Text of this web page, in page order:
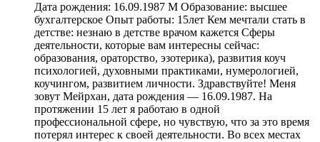
Дата рождения: 16.09.1987 М Образование: высшее
бухгалтерское Опыт работы: 15лет Кем мечтали стать в
детстве: незнаю в детстве врачом кажется Сферы
деятельности, которые вам интересны сейчас:
образования, ораторство, эзотерика), развития коуч
психологией, духовными практиками, нумерологией,
коучингом, развитием личности. Здравствуйте! Меня
зовут Мейрхан, дата рождения — 16.09.1987. На
протяжении 15 лет я работаю в одной
профессиональной сфере, но чувствую, что за это время
потерял интерес к своей деятельности. Во всех местах